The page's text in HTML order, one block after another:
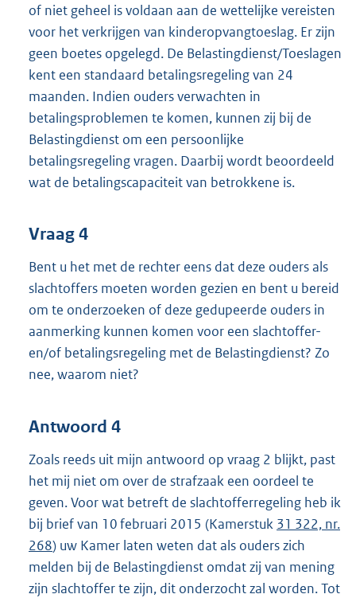
of niet geheel is voldaan aan de wettelijke vereisten
voor het verkrijgen van kinderopvangtoeslag. Er zijn
geen boetes opgelegd. De Belastingdienst/Toeslagen
kent een standaard betalingsregeling van 24
maanden. Indien ouders verwachten in
betalingsproblemen te komen, kunnen zij bij de
Belastingdienst om een persoonlijke
betalingsregeling vragen. Daarbij wordt beoordeeld
wat de betalingscapaciteit van betrokkene is.
Vraag 4
Bent u het met de rechter eens dat deze ouders als
slachtoffers moeten worden gezien en bent u bereid
om te onderzoeken of deze gedupeerde ouders in
aanmerking kunnen komen voor een slachtoffer-
en/of betalingsregeling met de Belastingdienst? Zo
nee, waarom niet?
Antwoord 4
Zoals reeds uit mijn antwoord op vraag 2 blijkt, past
het mij niet om over de strafzaak een oordeel te
geven. Voor wat betreft de slachtofferregeling heb ik
bij brief van 10 februari 2015 (Kamerstuk 31 322, nr.
268) uw Kamer laten weten dat als ouders zich
melden bij de Belastingdienst omdat zij van mening
zijn slachtoffer te zijn, dit onderzocht zal worden. Tot